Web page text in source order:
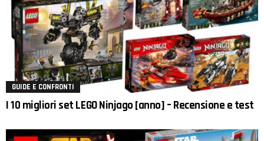
GUIDE E CONFRONTI
I 10 migliori set LEGO Ninjago [anno] – Recensione e test